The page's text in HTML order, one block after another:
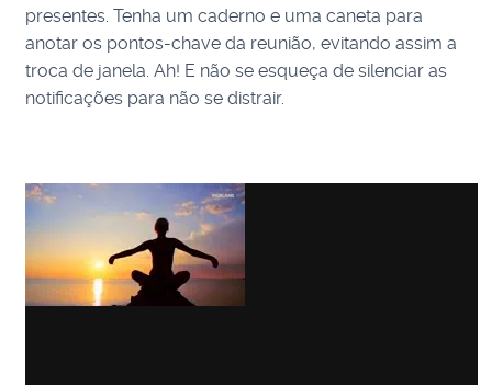
presentes. Tenha um caderno e uma caneta para
anotar os pontos-chave da reunião, evitando assim a
troca de janela. Ah! E não se esqueça de silenciar as
notificações para não se distrair.